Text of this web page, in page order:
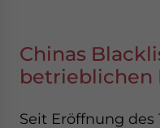
Chinas
betrieblichen
Seit Eröffnung